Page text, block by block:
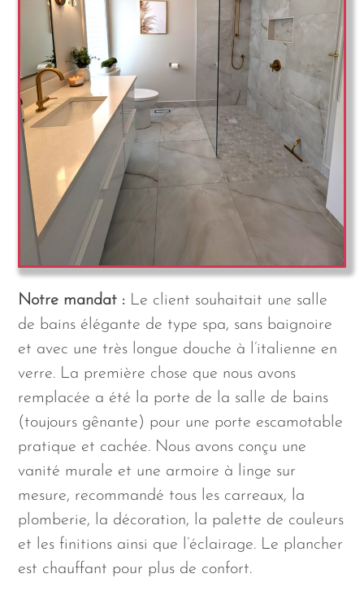
Notre mandat : Le client souhaitait une salle
de bains élégante de type spa, sans baignoire
et avec une très longue douche à l’italienne en
verre. La première chose que nous avons
remplacée a été la porte de la salle de bains
(toujours gênante) pour une porte escamotable
pratique et cachée. Nous avons conçu une
vanité murale et une armoire à linge sur
mesure, recommandé tous les carreaux, la
plomberie, la décoration, la palette de couleurs
et les finitions ainsi que l’éclairage. Le plancher
est chauffant pour plus de confort.